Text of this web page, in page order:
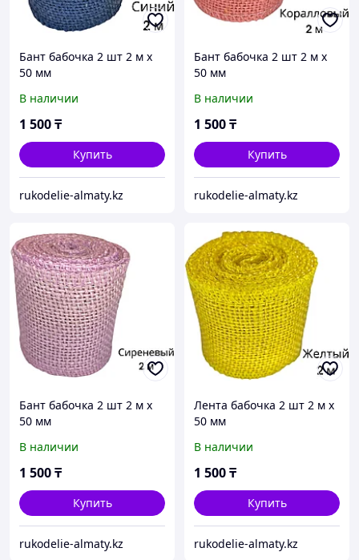
Бант бабочка 2 шт 2 м х
50 мм
В наличии
1 500₸
Купить
rukodelie-almaty.kz
Бант бабочка 2 шт 2 м х
50 мм
В наличии
1 500₸
Купить
rukodelie-almaty.kz
Бант бабочка 2 шт 2 м х
50 мм
В наличии
1 500₸
Купить
rukodelie-almaty.kz
Лента бабочка 2 шт 2 м х
50 мм
В наличии
1 500₸
Купить
rukodelie-almaty.kz